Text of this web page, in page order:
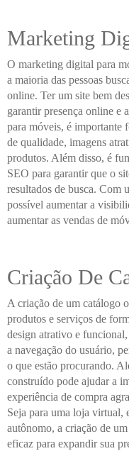
Marketing
O marketing digital para
a maioria das pessoas
online. Ter um site bem
garantir presença online e
para móveis, é importante
de qualidade, imagens
produtos. Além disso, é
SEO para garantir que o
resultados de busca. Com
possível aumentar a
aumentar as vendas de
Criação De
A criação de um catálogo
produtos e serviços de
design atrativo e
a navegação do usuário,
o que estão procurando.
construído pode ajudar a
experiência de compra
Seja para uma loja virtual,
autônomo, a criação de
eficaz para expandir sua